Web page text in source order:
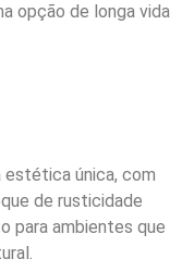
opção de longa vida
estética única, com
de rusticidade
para ambientes que